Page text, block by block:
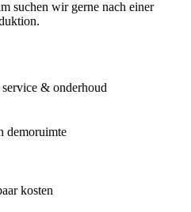
suchen wir gerne nach einer
& onderhoud
demoruimte
kosten